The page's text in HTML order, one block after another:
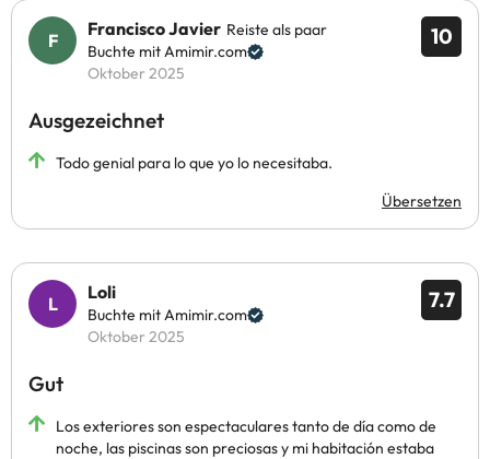
10
Francisco Javier Reiste als paar
Buchte mit Amimir.com
Oktober 2025
Ausgezeichnet
Todo genial para lo que yo lo necesitaba.
Übersetzen
7.7
Loli
Buchte mit Amimir.com
Oktober 2025
Gut
Los exteriores son espectaculares tanto de día como de
noche, las piscinas son preciosas y mi habitación estaba